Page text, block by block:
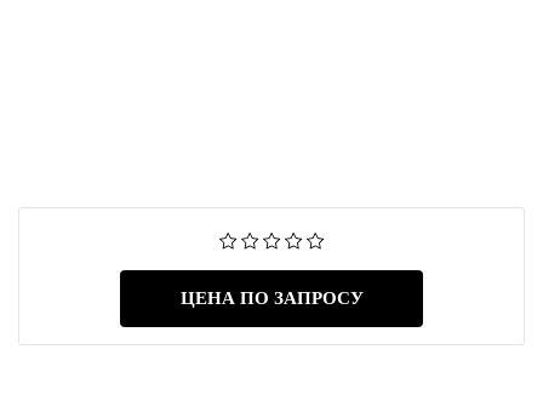
ЦЕНА ПО ЗАПРОСУ